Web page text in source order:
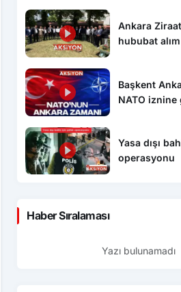
Ankara
hububat
Başkent
NATO iznine
Yasa dışı
operasyonu
Haber Sıralaması
Yazı bulunamadı